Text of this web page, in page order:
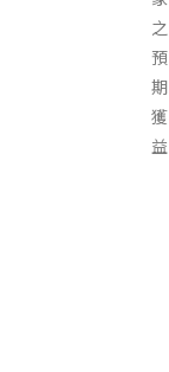
之
預
期
獲
益